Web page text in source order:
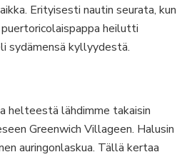
Erityisesti nautin seurata, kun
heilutti
sydämensä kyllyydestä.
helteestä lähdimme takaisin
Greenwich Villageen. Halusin
auringonlaskua. Tällä kertaa